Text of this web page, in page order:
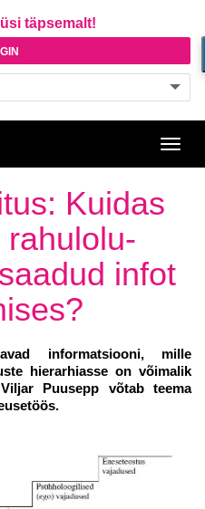
täpsemalt!
Kuidas
infot
informatsiooni, mille
hierarhiasse on võimalik
Puusepp võtab teema